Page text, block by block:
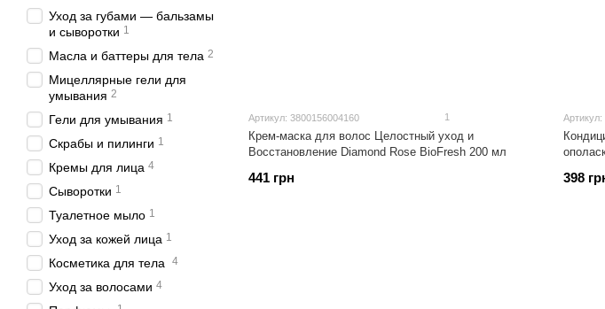
Артикул: 3800156004160 1
Крем-маска для волос Целостный уход и
Восстановление Diamond Rose BioFresh 200 мл
441 грн 398
Уход за губами — бальзамы
и сыворотки 1
Масла и баттеры для тела 2
Мицеллярные гели для
умывания 2
Гели для умывания 1
Скрабы и пилинги 1
Кремы для лица 4
Сыворотки 1
Туалетное мыло 1
Уход за кожей лица 1
Косметика для тела 4
Уход за волосами 4